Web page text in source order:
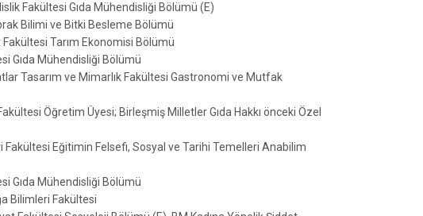
Fakültesi Gıda Mühendisliği Bölümü (E)
Bilimi ve Bitki Besleme Bölümü
Tarım Ekonomisi Bölümü
Gıda Mühendisliği Bölümü
Tasarım ve Mimarlık Fakültesi Gastronomi ve Mutfak
Öğretim Üyesi; Birleşmiş Milletler Gıda Hakkı önceki Özel
Eğitimin Felsefi, Sosyal ve Tarihi Temelleri Anabilim
Gıda Mühendisliği Bölümü
Bilimleri Fakültesi